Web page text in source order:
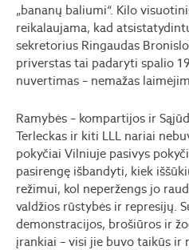
„bananų baliumi“. Kilo
reikalaujama, kad
sekretorius Ringaudas
priverstas tai padaryti spalio
nuvertimas – nemažas
Ramybės – kompartijos ir
Terleckas ir kiti LLL nariai
pokyčiai Vilniuje pasivys
pasirengę išbandyti, kiek
režimui, kol neperžengs jo
valdžios rūstybės ir represijų.
demonstracijos, brošiūros ir
įrankiai – visi jie buvo taikūs ir